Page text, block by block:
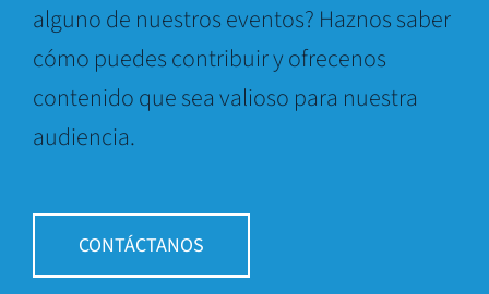
alguno de nuestros eventos? Haznos saber
cómo puedes contribuir y ofrecenos
contenido que sea valioso para nuestra
audiencia.
CONTÁCTANOS